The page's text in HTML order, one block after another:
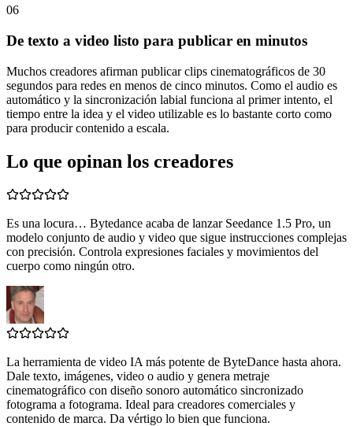
06
De texto a video listo para publicar en minutos
Muchos creadores afirman publicar clips cinematográficos de 30
segundos para redes en menos de cinco minutos. Como el audio es
automático y la sincronización labial funciona al primer intento, el
tiempo entre la idea y el video utilizable es lo bastante corto como
para producir contenido a escala.
Lo que opinan los creadores
Es una locura… Bytedance acaba de lanzar Seedance 1.5 Pro, un
modelo conjunto de audio y video que sigue instrucciones complejas
con precisión. Controla expresiones faciales y movimientos del
cuerpo como ningún otro.
La herramienta de video IA más potente de ByteDance hasta ahora.
Dale texto, imágenes, video o audio y genera metraje
cinematográfico con diseño sonoro automático sincronizado
fotograma a fotograma. Ideal para creadores comerciales y
contenido de marca. Da vértigo lo bien que funciona.